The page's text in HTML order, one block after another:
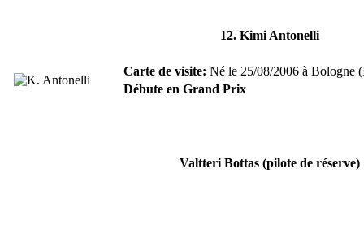
12. Kimi Antonelli
Carte de visite: Né le 25/08/2006 à Bologne
Débute en Grand Prix
Valtteri Bottas (pilote de réserve)